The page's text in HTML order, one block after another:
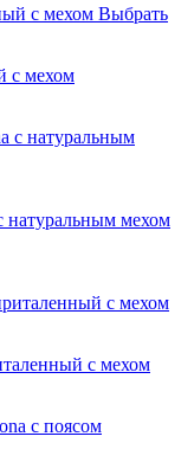
Выбрать
с мехом
мехом
с мехом